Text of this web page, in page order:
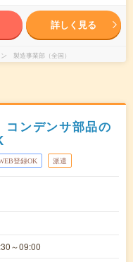
詳しく見る
製造事業部（全国）
コンデンサ部品の
登録OK 派遣
～09:00